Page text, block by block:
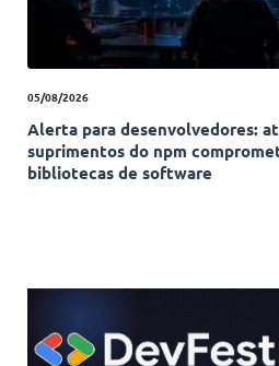
05/08/2026
Alerta para desenvolvedores:
suprimentos do npm
bibliotecas de software